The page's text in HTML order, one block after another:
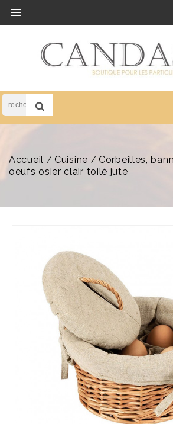

Accueil Cuisine Corbeilles,
oeufs osier clair toilé jute